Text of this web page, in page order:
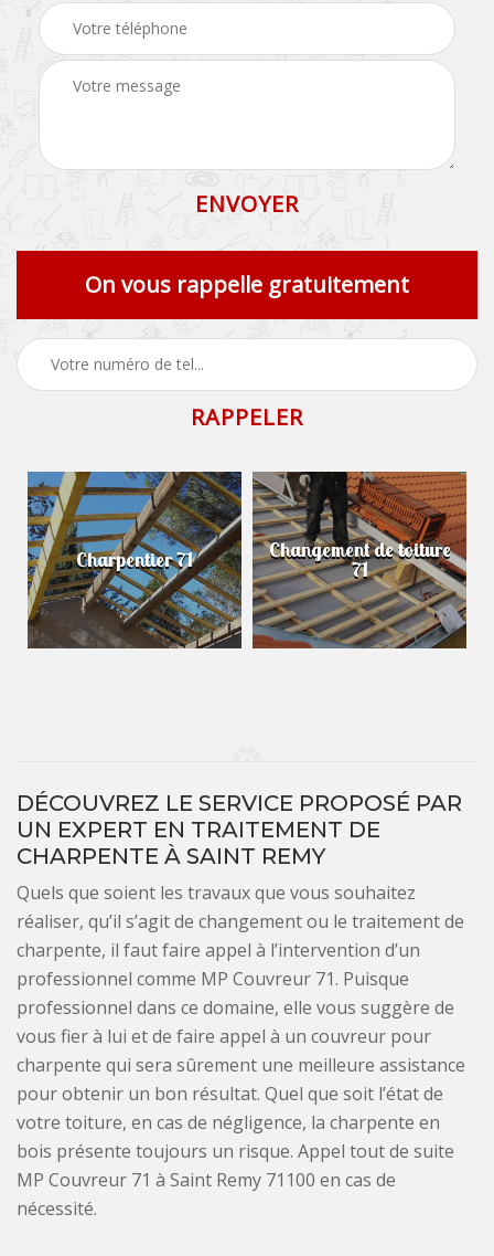
On vous rappelle gratuitement
Charpentier 71 Changement de toiture
71
DÉCOUVREZ LE SERVICE PROPOSÉ PAR
UN EXPERT EN TRAITEMENT DE
CHARPENTE À SAINT REMY
Quels que soient les travaux que vous souhaitez
réaliser, qu’il s’agit de changement ou le traitement de
charpente, il faut faire appel à l’intervention d’un
professionnel comme MP Couvreur 71. Puisque
professionnel dans ce domaine, elle vous suggère de
vous fier à lui et de faire appel à un couvreur pour
charpente qui sera sûrement une meilleure assistance
pour obtenir un bon résultat. Quel que soit l’état de
votre toiture, en cas de négligence, la charpente en
bois présente toujours un risque. Appel tout de suite
MP Couvreur 71 à Saint Remy 71100 en cas de
nécessité.